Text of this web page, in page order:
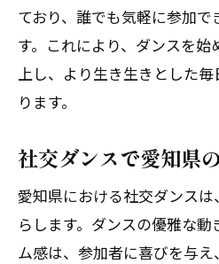
ており、誰でも気軽に参加で
す。これにより、ダンスを
上し、より生き生きとした
ります。
社交ダンスで愛知県
愛知県における社交ダンス
らします。ダンスの優雅な
ム感は、参加者に喜びを与え